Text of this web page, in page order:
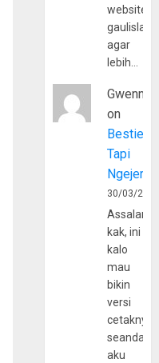
website
agar
lebih…
Gwenny
on
Bestie
Tapi
30/03/
kak, ini
kalo
mau
bikin
versi
cetaknya
aku